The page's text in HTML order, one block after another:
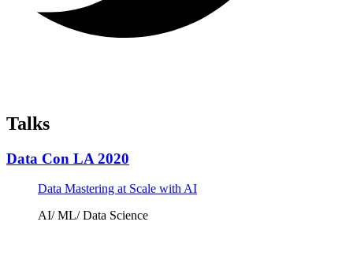
Talks
Data Con LA 2020
Data Mastering at Scale with AI
AI/ ML/ Data Science